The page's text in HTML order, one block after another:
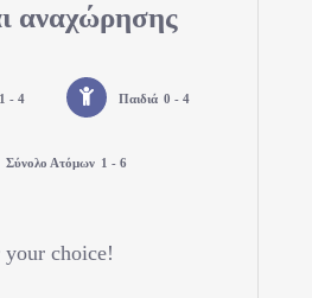
αναχώρησης
1 - 4 Παιδιά 0 - 4
Σύνολο Ατόμων 1 - 6
choice!